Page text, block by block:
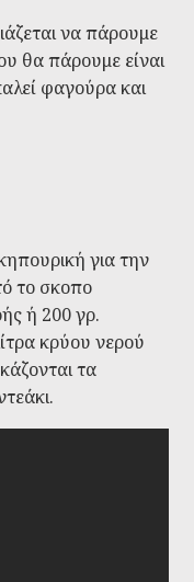
να πάρουμε
θα πάρουμε είναι
φαγούρα και
για την
το σκοπο
ή 200 γρ.
κρύου νερού
τα